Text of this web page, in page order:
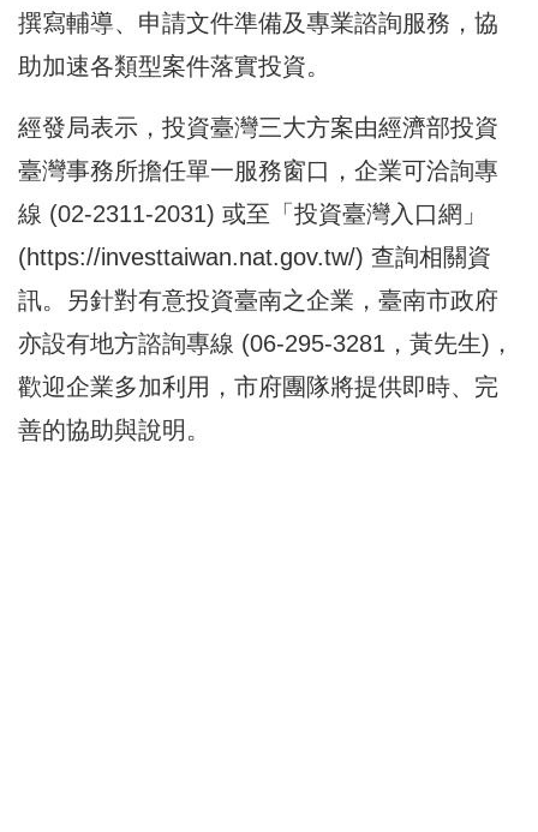
撰寫輔導、申請文件準備及專業諮詢服務，協
助加速各類型案件落實投資。
經發局表示，投資臺灣三大方案由經濟部投資
臺灣事務所擔任單一服務窗口，企業可洽詢專
線 (02-2311-2031) 或至「投資臺灣入口網」
(https://investtaiwan.nat.gov.tw/) 查詢相關資
訊。另針對有意投資臺南之企業，臺南市政府
亦設有地方諮詢專線 (06-295-3281，黃先生)，
歡迎企業多加利用，市府團隊將提供即時、完
善的協助與說明。